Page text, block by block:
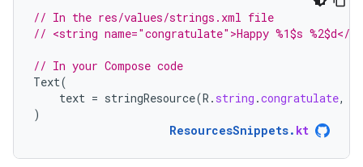
// In the res/values/strings.xml file
// <string name="congratulate">Happy %1$s %2$d</
// In your Compose code
Text(
text = stringResource(R . string .congratulate,
)
ResourcesSnippets. kt